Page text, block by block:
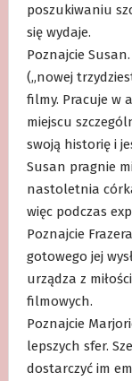
poszukiwaniu
się wydaje.
Poznajcie
(„nowej
filmy. Pracuje w
miejscu
swoją historię i
Susan pragnie
nastoletnia
więc podczas
Poznajcie
gotowego jej
urządza z
filmowych.
Poznajcie
lepszych sfer.
dostarczyć im